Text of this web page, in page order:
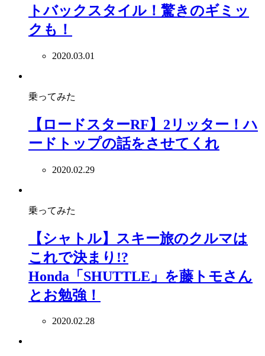
トバックスタイル！驚きのギミッ
クも！
2020.03.01
乗ってみた
【ロードスターRF】2リッター！ハ
ードトップの話をさせてくれ
2020.02.29
乗ってみた
【シャトル】スキー旅のクルマは
これで決まり!?
Honda「SHUTTLE」を藤トモさん
とお勉強！
2020.02.28